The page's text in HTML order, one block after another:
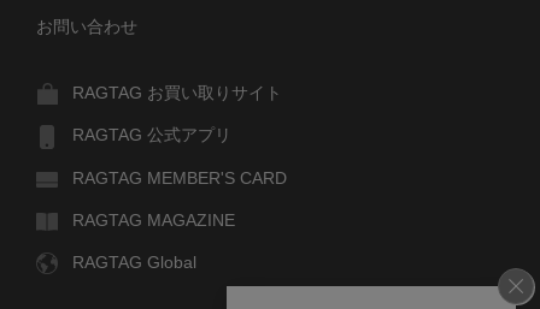
お問い合わせ
RAGTAG お買い取りサイト
RAGTAG 公式アプリ
RAGTAG MEMBER'S CARD
RAGTAG MAGAZINE
RAGTAG Global